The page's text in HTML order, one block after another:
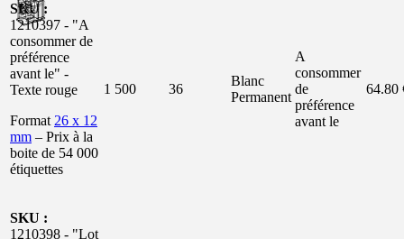
SKU :
1210397 - "A
consommer de
préférence
avant le" -
Texte rouge
Format 26 x 12
mm – Prix à la
boite de 54 000
étiquettes
1 500 36
Blanc
Permanent
A
consommer
de
préférence
avant le
64.80
SKU :
1210398 - "Lot